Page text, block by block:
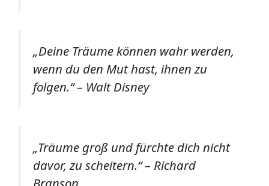
„Deine Träume können wahr werden,
wenn du den Mut hast, ihnen zu
folgen.“ – Walt Disney
„Träume groß und fürchte dich nicht
davor, zu scheitern.“ – Richard